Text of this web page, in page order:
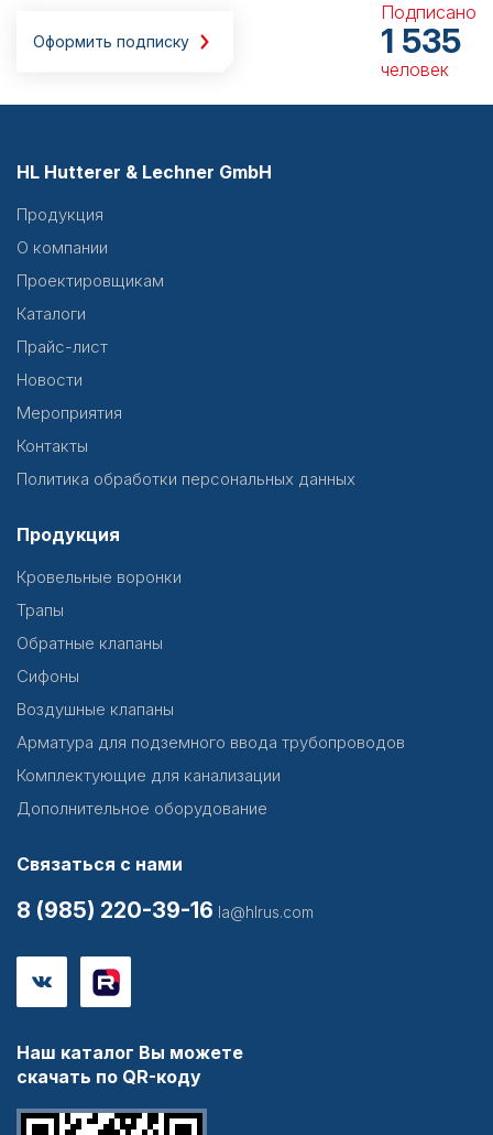
Оформить подписку
Подписано
1 535
человек
HL Hutterer & Lechner GmbH
Продукция
О компании
Проектировщикам
Каталоги
Прайс-лист
Новости
Мероприятия
Контакты
Политика обработки персональных данных
Продукция
Кровельные воронки
Трапы
Обратные клапаны
Сифоны
Воздушные клапаны
Арматура для подземного ввода трубопроводов
Комплектующие для канализации
Дополнительное оборудование
Связаться с нами
8 (985) 220-39-16 la@hlrus.com
Наш каталог Вы можете
скачать по QR-коду